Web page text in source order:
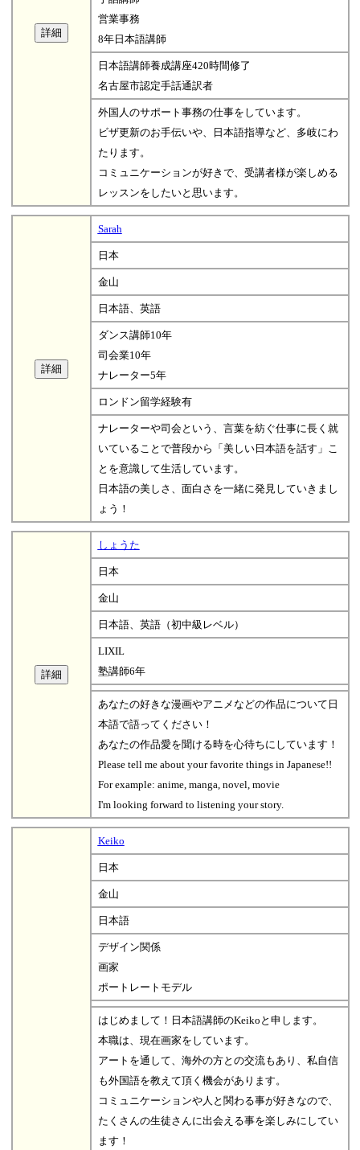
営業事務
8年日本語講師
日本語講師養成講座420時間修了
名古屋市認定手話通訳者
外国人のサポート事務の仕事をしています。
ビザ更新のお手伝いや、日本語指導など、多岐にわ
たります。
コミュニケーションが好きで、受講者様が楽しめる
レッスンをしたいと思います。
Sarah
日本
金山
日本語、英語
ダンス講師10年
司会業10年
ナレーター5年
ロンドン留学経験有
ナレーターや司会という、言葉を紡ぐ仕事に長く就
いていることで普段から「美しい日本語を話す」こ
とを意識して生活しています。
日本語の美しさ、面白さを一緒に発見していきまし
ょう！
しょうた
日本
金山
日本語、英語（初中級レベル）
LIXIL
塾講師6年
あなたの好きな漫画やアニメなどの作品について日
本語で語ってください！
あなたの作品愛を聞ける時を心待ちにしています！
Please tell me about your favorite things in Japanese!!
For example: anime, manga, novel, movie
I'm looking forward to listening your story.
Keiko
日本
金山
日本語
デザイン関係
画家
ポートレートモデル
はじめまして！日本語講師のKeikoと申します。
本職は、現在画家をしています。
アートを通して、海外の方との交流もあり、私自信
も外国語を教えて頂く機会があります。
コミュニケーションや人と関わる事が好きなので、
たくさんの生徒さんに出会える事を楽しみにしてい
ます！